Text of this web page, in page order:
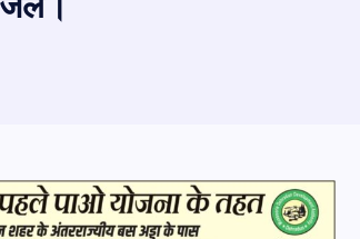
जेल।